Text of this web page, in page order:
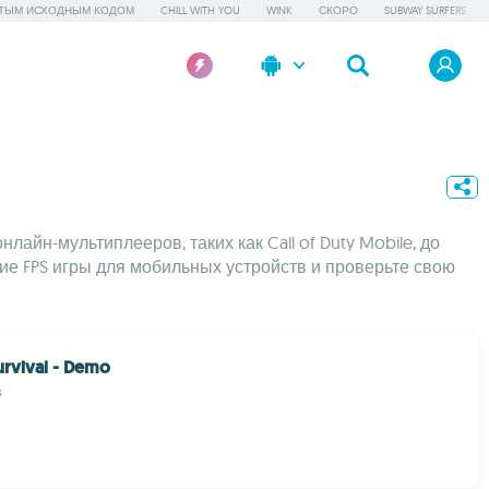
ИСХОДНЫМ КОДОМ CHILL WITH YOU WINK СКОРО SUBWAY SURFERS
мультиплееров, таких как Call of Duty Mobile, до
FPS игры для мобильных устройств и проверьте свою
- Demo